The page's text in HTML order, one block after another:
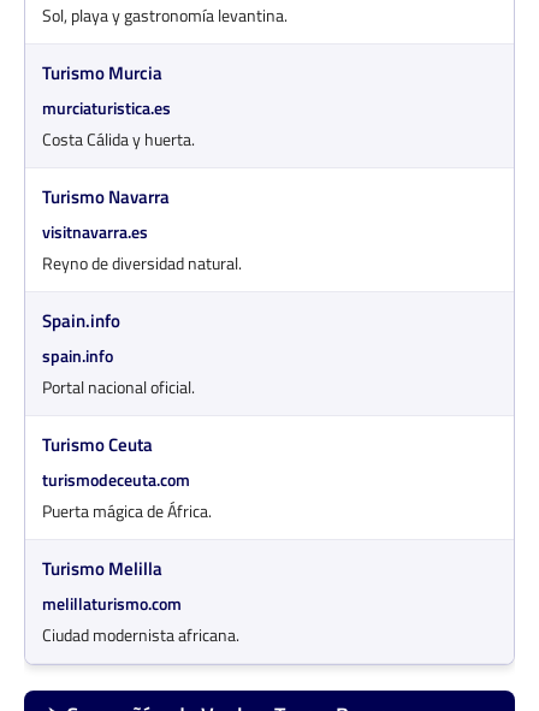
Sol, playa y gastronomía levantina.
Turismo Murcia
murciaturistica.es
Costa Cálida y huerta.
Turismo Navarra
visitnavarra.es
Reyno de diversidad natural.
Spain.info
spain.info
Portal nacional oficial.
Turismo Ceuta
turismodeceuta.com
Puerta mágica de África.
Turismo Melilla
melillaturismo.com
Ciudad modernista africana.